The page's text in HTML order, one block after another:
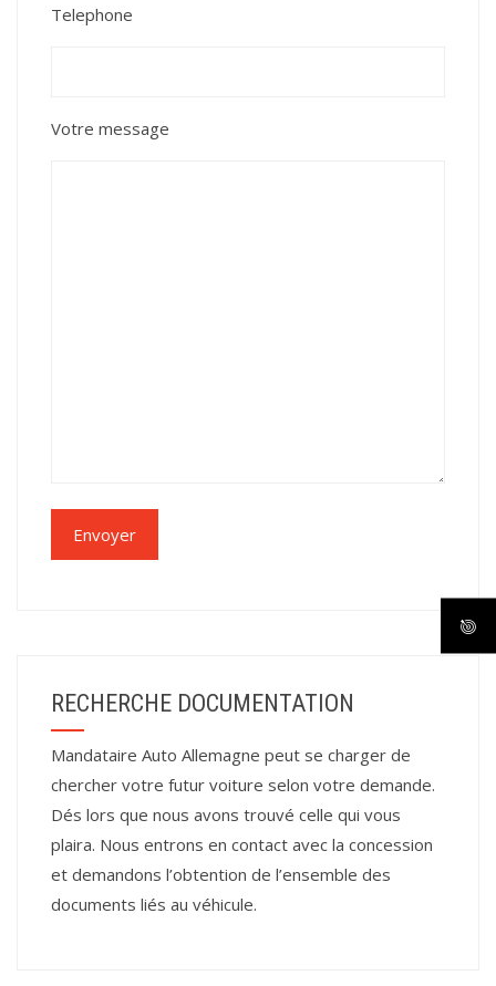
Telephone
Votre message
RECHERCHE DOCUMENTATION
Mandataire Auto Allemagne peut se charger de
chercher votre futur voiture selon votre demande.
Dés lors que nous avons trouvé celle qui vous
plaira. Nous entrons en contact avec la concession
et demandons l’obtention de l’ensemble des
documents liés au véhicule.